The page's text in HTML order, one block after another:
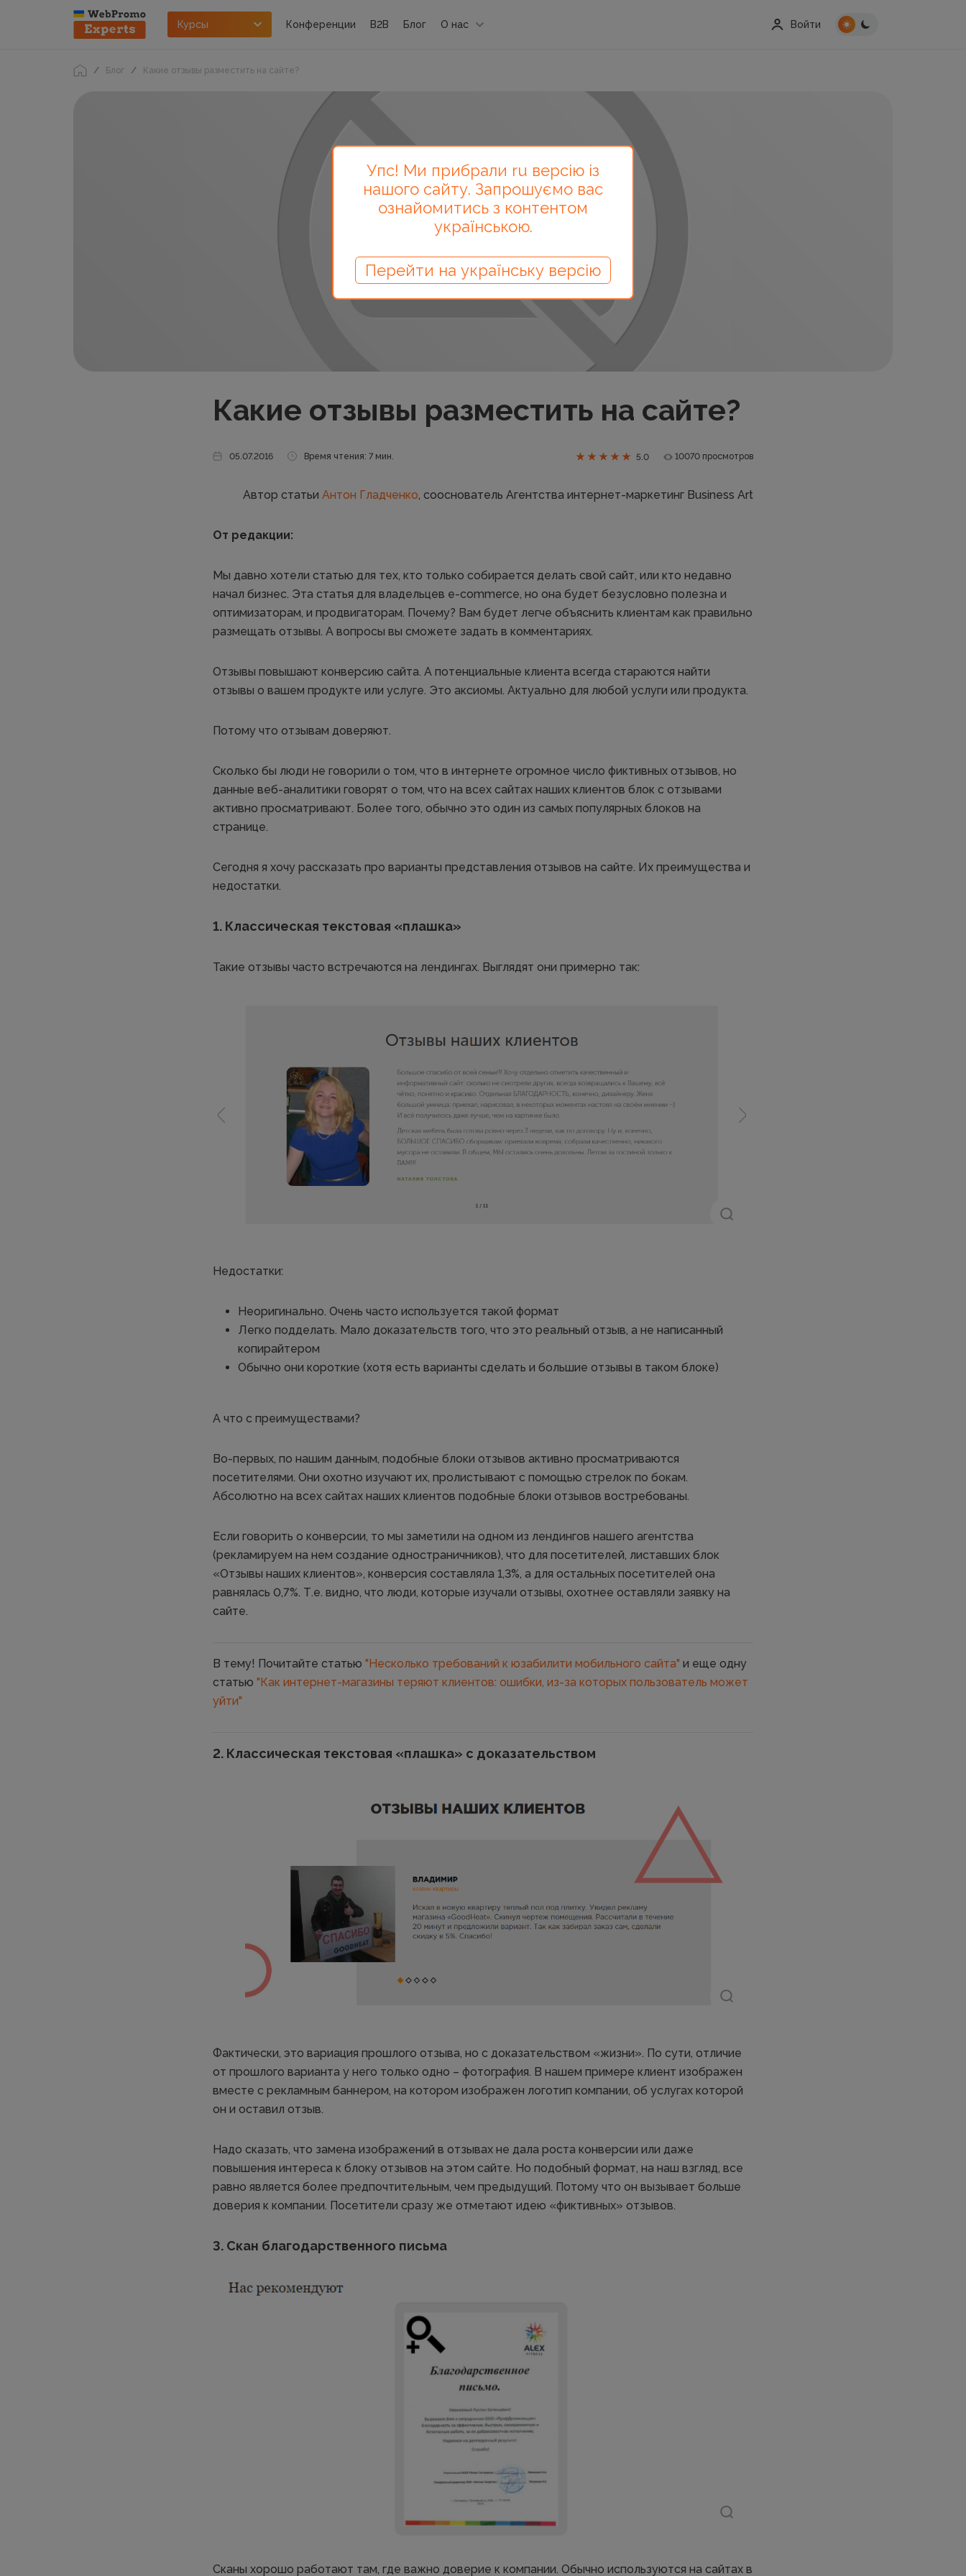
Курсы Конференции B2B Блог О нас Войти
Блог Какие отзывы разместить на сайте?
Какие отзывы разместить на сайте?
05.07.2016 Время чтения: 7 мин. 5.0 10070 просмотров
Автор статьи Антон Гладченко, сооснователь Агентства интернет-маркетинг Business Art
От редакции:
Мы давно хотели статью для тех, кто только собирается делать свой сайт, или кто недавно
начал бизнес. Эта статья для владельцев e-commerce, но она будет безусловно полезна и
оптимизаторам, и продвигаторам. Почему? Вам будет легче объяснить клиентам как правильно
размещать отзывы. А вопросы вы сможете задать в комментариях.
Отзывы повышают конверсию сайта. А потенциальные клиента всегда стараются найти
отзывы о вашем продукте или услуге. Это аксиомы. Актуально для любой услуги или продукта.
Потому что отзывам доверяют.
Сколько бы люди не говорили о том, что в интернете огромное число фиктивных отзывов, но
данные веб-аналитики говорят о том, что на всех сайтах наших клиентов блок с отзывами
активно просматривают. Более того, обычно это один из самых популярных блоков на
странице.
Сегодня я хочу рассказать про варианты представления отзывов на сайте. Их преимущества и
недостатки.
1. Классическая текстовая «плашка»
Такие отзывы часто встречаются на лендингах. Выглядят они примерно так:
Недостатки:
Неоригинально. Очень часто используется такой формат
Легко подделать. Мало доказательств того, что это реальный отзыв, а не написанный
копирайтером
Обычно они короткие (хотя есть варианты сделать и большие отзывы в таком блоке)
А что с преимуществами?
Во-первых, по нашим данным, подобные блоки отзывов активно просматриваются
посетителями. Они охотно изучают их, пролистывают с помощью стрелок по бокам.
Абсолютно на всех сайтах наших клиентов подобные блоки отзывов востребованы.
Если говорить о конверсии, то мы заметили на одном из лендингов нашего агентства
(рекламируем на нем создание одностраничников), что для посетителей, листавших блок
«Отзывы наших клиентов», конверсия составляла 1,3%, а для остальных посетителей она
равнялась 0,7%. Т.е. видно, что люди, которые изучали отзывы, охотнее оставляли заявку на
сайте.
В тему! Почитайте статью "Несколько требований к юзабилити мобильного сайта" и еще одну
статью "Как интернет-магазины теряют клиентов: ошибки, из-за которых пользователь может
уйти"
2. Классическая текстовая «плашка» с доказательством
Фактически, это вариация прошлого отзыва, но с доказательством «жизни». По сути, отличие
от прошлого варианта у него только одно – фотография. В нашем примере клиент изображен
вместе с рекламным баннером, на котором изображен логотип компании, об услугах которой
он и оставил отзыв.
Надо сказать, что замена изображений в отзывах не дала роста конверсии или даже
повышения интереса к блоку отзывов на этом сайте. Но подобный формат, на наш взгляд, все
равно является более предпочтительным, чем предыдущий. Потому что он вызывает больше
доверия к компании. Посетители сразу же отметают идею «фиктивных» отзывов.
3. Скан благодарственного письма
Сканы хорошо работают там, где важно доверие к компании. Обычно используются на сайтах в
Упс! Ми прибрали ru версію із
нашого сайту. Запрошуємо вас
ознайомитись з контентом
українською.
Перейти на українську версію